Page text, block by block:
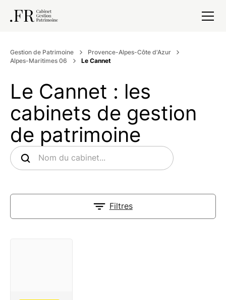
Gestion de Patrimoine
Provence-Alpes-Côte d'Azur
Alpes-Maritimes 06
Le Cannet
Le Cannet : les
cabinets de gestion
de patrimoine
Filtres